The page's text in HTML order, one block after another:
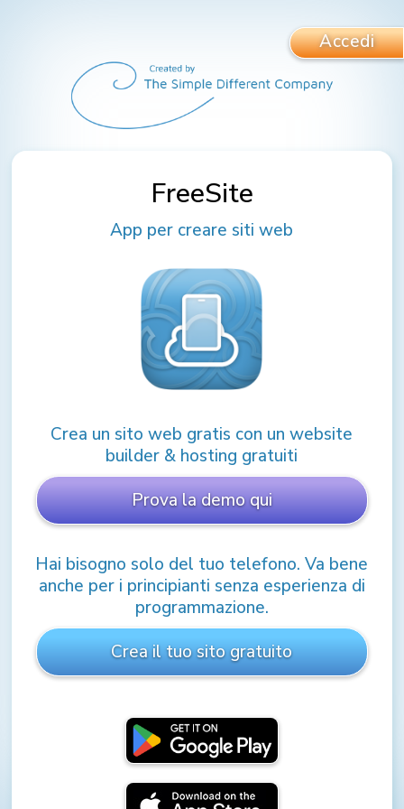
Accedi
FreeSite
App per creare siti web
Crea un sito web gratis con un website
builder & hosting gratuiti
Prova la demo qui
Hai bisogno solo del tuo telefono. Va bene
anche per i principianti senza esperienza di
programmazione.
Crea il tuo sito gratuito